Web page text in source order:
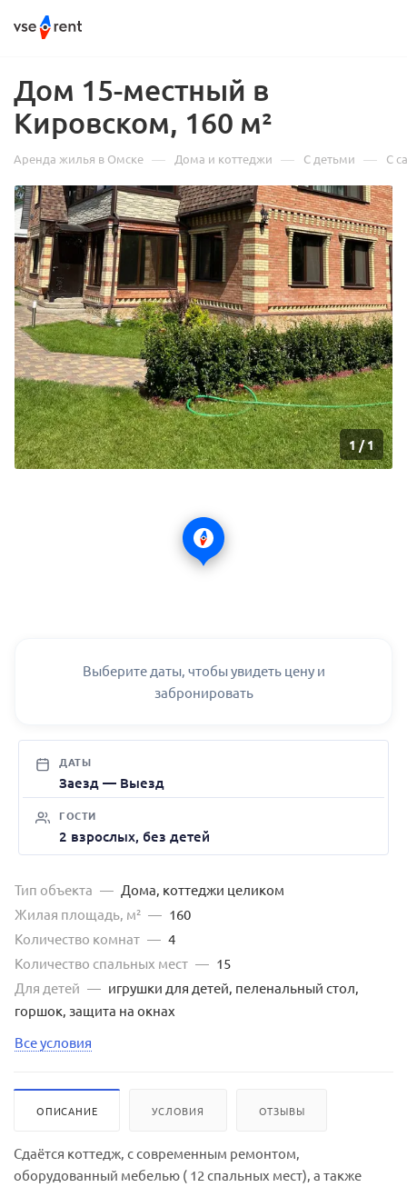
Дом 15-местный в
Кировском, 160 м²
Аренда жилья в Омске — Дома и коттеджи — С детьми — С
1/1
Выберите даты, чтобы увидеть цену и
забронировать
ДАТЫ
Заезд — Выезд
ГОСТИ
2 взрослых, без детей
Тип объекта — Дома, коттеджи целиком
Жилая площадь, м² — 160
Количество комнат — 4
Количество спальных мест — 15
Для детей — игрушки для детей, пеленальный стол,
горшок, защита на окнах
Все условия
ОПИСАНИЕ УСЛОВИЯ ОТЗЫВЫ
Сдаётся коттедж, c современным ремонтом,
оборудованный мебелью ( 12 спальных мест), a также